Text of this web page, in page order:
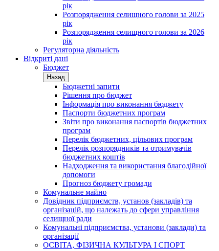
рік
Розпорядження селищного голови за 2025
рік
Розпорядження селищного голови за 2026
рік
Регуляторна діяльність
Відкриті дані
Бюджет
Назад
Бюджетні запити
Рішення про бюджет
Інформація про виконання бюджету
Паспорти бюджетних програм
Звіти про виконання паспортів бюджетних
програм
Перелік бюджетних, цільових програм
Перелік розпорядників та отримувачів
бюджетних коштів
Надходження та використання благодійної
допомоги
Прогноз бюджету громади
Комунальне майно
Довідник підприємств, установ (закладів) та
організацій, що належать до сфери управління
селищної ради
Комунальні підприємства, установи (заклади) та
організації
ОСВІТА, ФІЗИЧНА КУЛЬТУРА І СПОРТ